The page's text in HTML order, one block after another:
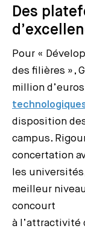
Des
Pour «
des filières »,
million
disposition
campus.
concertation
les
meilleur
concourt
à l’attractivité